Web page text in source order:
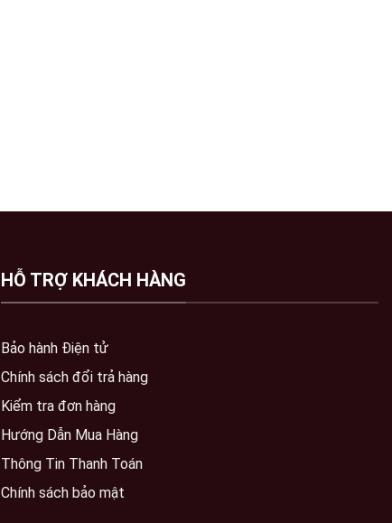
HỖ TRỢ KHÁCH HÀNG
Bảo hành Điện tử
Chính sách đổi trả hàng
Kiểm tra đơn hàng
Hướng Dẫn Mua Hàng
Thông Tin Thanh Toán
Chính sách bảo mật